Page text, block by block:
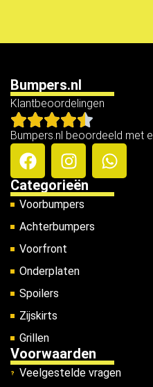
Bumpers.nl
Klantbeoordelingen
Bumpers.nl beoordeeld met
Categorieën
Voorbumpers
Achterbumpers
Voorfront
Onderplaten
Spoilers
Zijskirts
Grillen
Voorwaarden
Veelgestelde vragen